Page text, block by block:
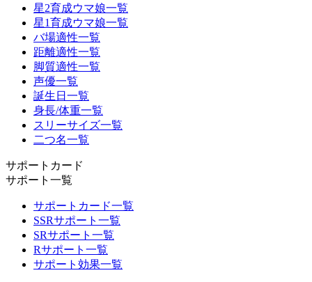
星2育成ウマ娘一覧
星1育成ウマ娘一覧
バ場適性一覧
距離適性一覧
脚質適性一覧
声優一覧
誕生日一覧
身長/体重一覧
スリーサイズ一覧
二つ名一覧
サポートカード
サポート一覧
サポートカード一覧
SSRサポート一覧
SRサポート一覧
Rサポート一覧
サポート効果一覧